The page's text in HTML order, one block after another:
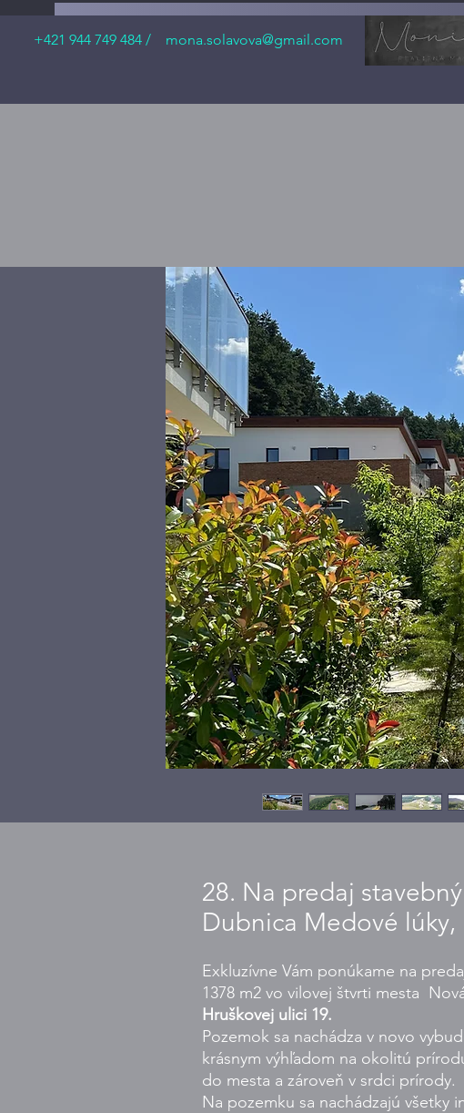
+421 944 749 484 / mona.solavova@gmail.com
28. Na predaj
Dubnica Medové lúky,
Exkluzívne Vám ponúkame na
1378 m2 vo vilovej štvrti mesta
Hruškovej ulici 19.
Pozemok sa nachádza v novo
krásnym výhľadom na okolitú
do mesta a zároveň v srdci prírody.
Na pozemku sa nachádzajú všetky